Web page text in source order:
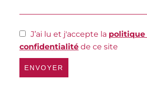
J’ai lu et j'accepte la politique
confidentialité de ce site
ENVOYER